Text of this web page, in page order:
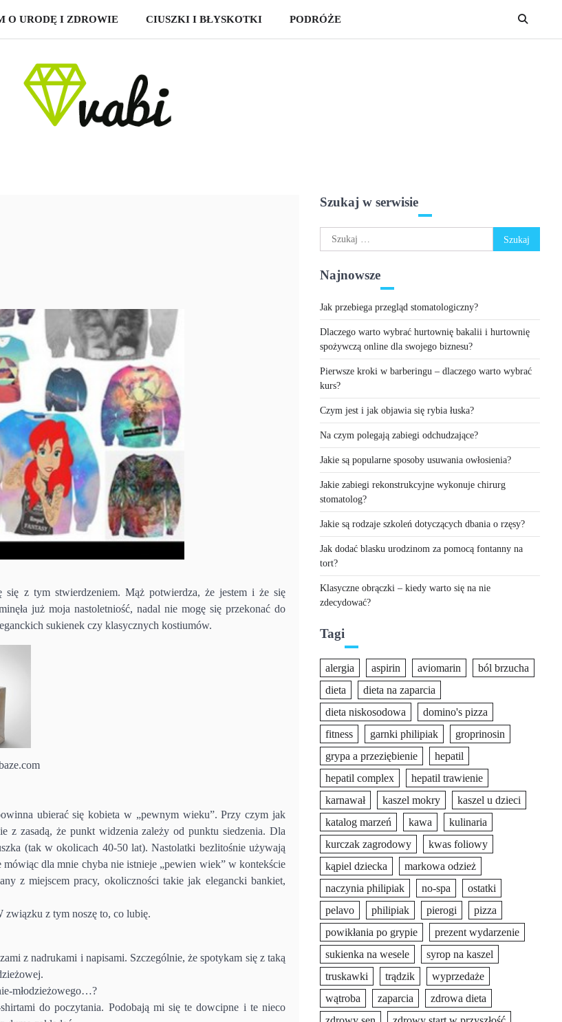
O URODĘ I ZDROWIE CIUSZKI I BŁYSKOTKI PODRÓŻE
się z tym stwierdzeniem. Mąż potwierdza, że jestem i że się
już moja nastoletniość, nadal nie mogę się przekonać do
sukienek czy klasycznych kostiumów.
ubierać się kobieta w „pewnym wieku”. Przy czym jak
z zasadą, że punkt widzenia zależy od punktu siedzenia. Dla
(tak w okolicach 40-50 lat). Nastolatki bezlitośnie używają
dla mnie chyba nie istnieje „pewien wiek” w kontekście
z miejscem pracy, okoliczności takie jak elegancki bankiet,
związku z tym noszę to, co lubię.
z nadrukami i napisami. Szczególnie, że spotykam się z taką
młodzieżowego…?
do poczytania. Podobają mi się te dowcipne i te nieco
Szukaj w serwisie
Szukaj:
Najnowsze
Jak przebiega przegląd stomatologiczny?
Dlaczego warto wybrać hurtownię bakalii i hurtownię
spożywczą online dla swojego biznesu?
Pierwsze kroki w barberingu – dlaczego warto wybrać
kurs?
Czym jest i jak objawia się rybia łuska?
Na czym polegają zabiegi odchudzające?
Jakie są popularne sposoby usuwania owłosienia?
Jakie zabiegi rekonstrukcyjne wykonuje chirurg
stomatolog?
Jakie są rodzaje szkoleń dotyczących dbania o rzęsy?
Jak dodać blasku urodzinom za pomocą fontanny na
tort?
Klasyczne obrączki – kiedy warto się na nie
zdecydować?
Tagi
alergia aspirin aviomarin
ból brzucha
dieta
dieta na zaparcia
dieta niskosodowa
domino's pizza
fitness
garnki philipiak
groprinosin
grypa a przeziębienie
hepatil
hepatil complex
hepatil trawienie
karnawał
kaszel mokry
kaszel u dzieci
katalog marzeń
kawa
kulinaria
kurczak zagrodowy
kwas foliowy
kąpiel dziecka
markowa odzież
naczynia philipiak
no-spa
ostatki
pelavo
philipiak pierogi
pizza
powikłania po grypie
prezent wydarzenie
sukienka na wesele
syrop na kaszel
truskawki
trądzik
wyprzedaże
wątroba
zaparcia
zdrowa dieta